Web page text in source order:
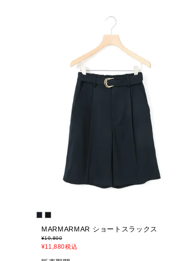
MARMARMAR ショートスラックス
¥19,800
¥11,880税込